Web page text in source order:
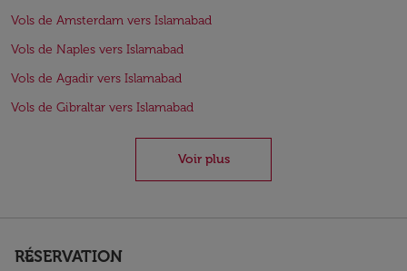
Vols de Amsterdam vers Islamabad
Vols de Naples vers Islamabad
Vols de Agadir vers Islamabad
Vols de Gibraltar vers Islamabad
Voir plus
RÉSERVATION
keyboard_arrow_down